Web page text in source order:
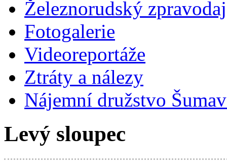
Železnorudský zpravodaj
Fotogalerie
Videoreportáže
Ztráty a nálezy
Nájemní družstvo
Levý sloupec